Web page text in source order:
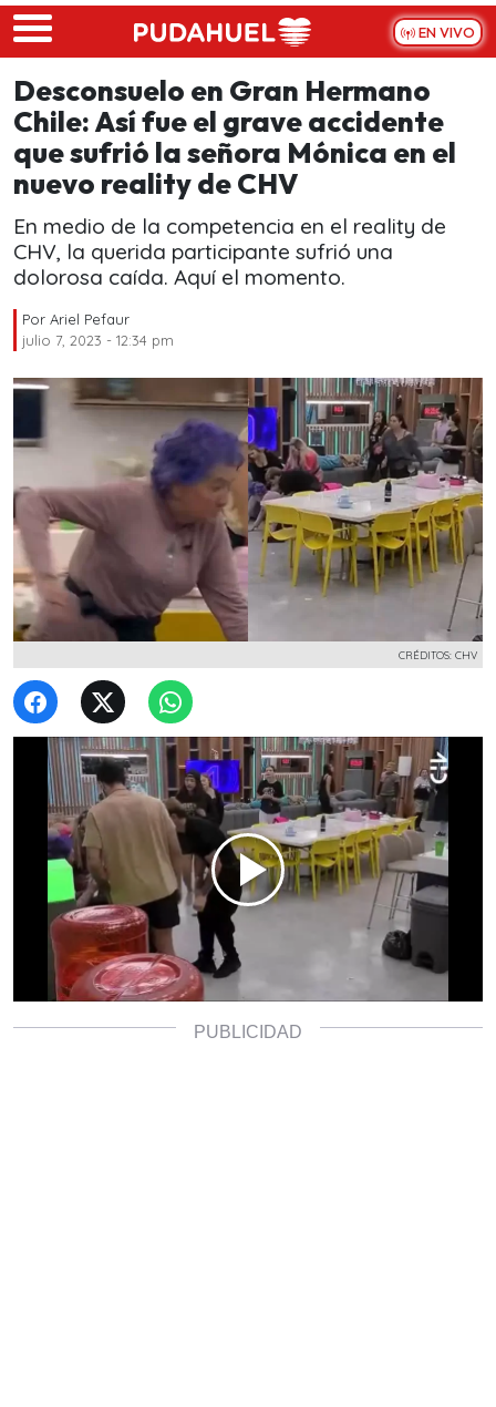
Skip to main content
EN VIVO
Desconsuelo en Gran Hermano
Chile: Así fue el grave accidente
que sufrió la señora Mónica en el
nuevo reality de CHV
En medio de la competencia en el reality de
CHV, la querida participante sufrió una
dolorosa caída. Aquí el momento.
Por Ariel Pefaur
julio 7, 2023 - 12:34 pm
CRÉDITOS: CHV